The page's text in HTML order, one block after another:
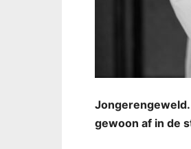
gewoon af in de